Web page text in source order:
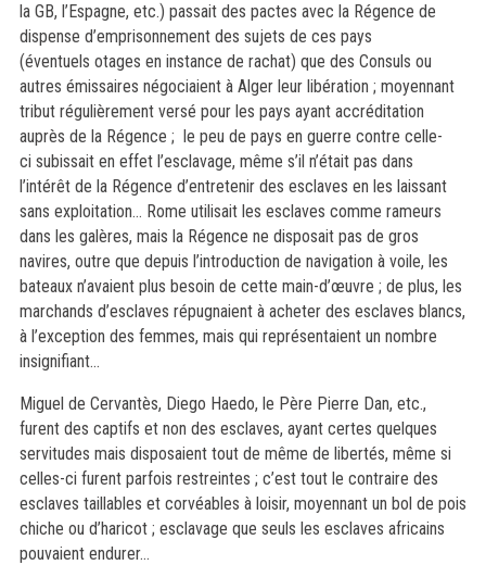
la GB, l’Espagne, etc.) passait des pactes avec la Régence de
dispense d’emprisonnement des sujets de ces pays
(éventuels otages en instance de rachat) que des Consuls ou
autres émissaires négociaient à Alger leur libération ; moyennant
tribut régulièrement versé pour les pays ayant accréditation
auprès de la Régence ; le peu de pays en guerre contre celle-
ci subissait en effet l’esclavage, même s’il n’était pas dans
l’intérêt de la Régence d’entretenir des esclaves en les laissant
sans exploitation… Rome utilisait les esclaves comme rameurs
dans les galères, mais la Régence ne disposait pas de gros
navires, outre que depuis l’introduction de navigation à voile, les
bateaux n’avaient plus besoin de cette main-d’œuvre ; de plus, les
marchands d’esclaves répugnaient à acheter des esclaves blancs,
à l’exception des femmes, mais qui représentaient un nombre
insignifiant...
Miguel de Cervantès, Diego Haedo, le Père Pierre Dan, etc.,
furent des captifs et non des esclaves, ayant certes quelques
servitudes mais disposaient tout de même de libertés, même si
celles-ci furent parfois restreintes ; c’est tout le contraire des
esclaves taillables et corvéables à loisir, moyennant un bol de pois
chiche ou d’haricot; esclavage que seuls les esclaves africains
pouvaient endurer…